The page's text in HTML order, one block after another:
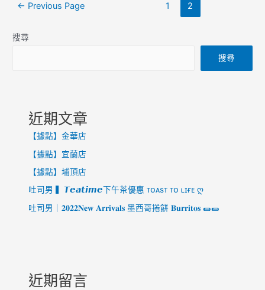
← Previous Page 1 2
搜尋
搜尋
近期文章
【據點】金華店
【據點】宜蘭店
【據點】埔頂店
吐司男 ▍𝙏𝙚𝙖𝙩𝙞𝙢𝙚下午茶優惠 ᴛᴏᴀsᴛ ᴛᴏ ʟɪғᴇ ღ
吐司男｜𝟐𝟎𝟐𝟐𝐍𝐞𝐰 𝐀𝐫𝐫𝐢𝐯𝐚𝐥𝐬 墨西哥捲餅 𝐁𝐮𝐫𝐫𝐢𝐭𝐨𝐬 🌯🌯
近期留言